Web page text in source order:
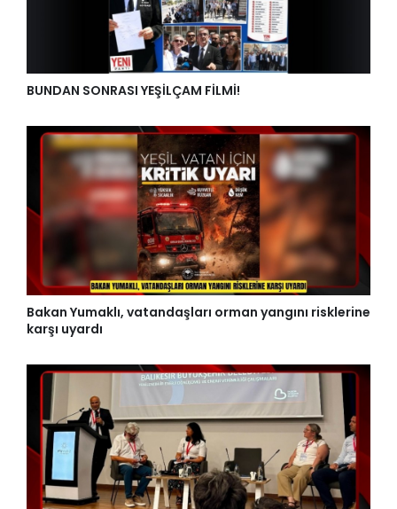
BUNDAN SONRASI YEŞİLÇAM FİLMİ!
Bakan Yumaklı, vatandaşları orman yangını risklerine
karşı uyardı